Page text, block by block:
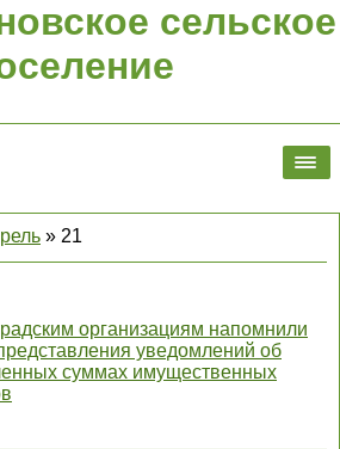
сельское
» 21
организациям напомнили
уведомлений об
суммах имущественных